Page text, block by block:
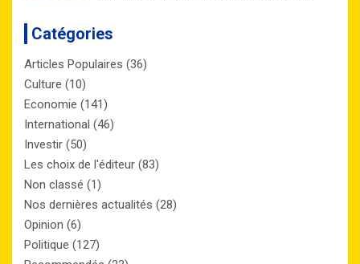
Catégories
Articles Populaires (36)
Culture (10)
Economie (141)
International (46)
Investir (50)
Les choix de l'éditeur (83)
Non classé (1)
Nos dernières actualités (28)
Opinion (6)
Politique (127)